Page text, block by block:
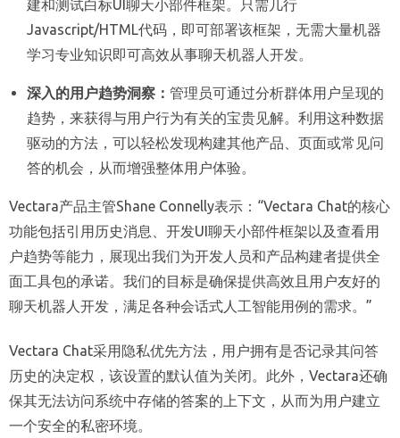
建和测试白标UI聊天小部件框架。只需几行
Javascript/HTML代码，即可部署该框架，无需大量机器
学习专业知识即可高效从事聊天机器人开发。
深入的用户趋势洞察： 管理员可通过分析群体用户呈现的
趋势，来获得与用户行为有关的宝贵见解。利用这种数据
驱动的方法，可以轻松发现构建其他产品、页面或常见问
答的机会，从而增强整体用户体验。
Vectara产品主管Shane Connelly表示：“Vectara Chat的核心
功能包括引用历史消息、开发UI聊天小部件框架以及查看用
户趋势等能力，展现出我们为开发人员和产品构建者提供全
面工具包的承诺。我们的目标是确保提供高效且用户友好的
聊天机器人开发，满足各种会话式人工智能用例的需求。”
Vectara Chat采用隐私优先方法，用户拥有是否记录其问答
历史的决定权，该设置的默认值为关闭。此外，Vectara还确
保其无法访问系统中存储的答案的上下文，从而为用户建立
一个安全的私密环境。